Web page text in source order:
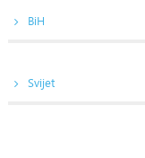
BiH
Svijet